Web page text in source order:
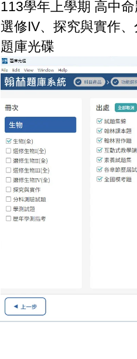
113學年上學期 高中
選修IV、探究與實作
題庫光碟